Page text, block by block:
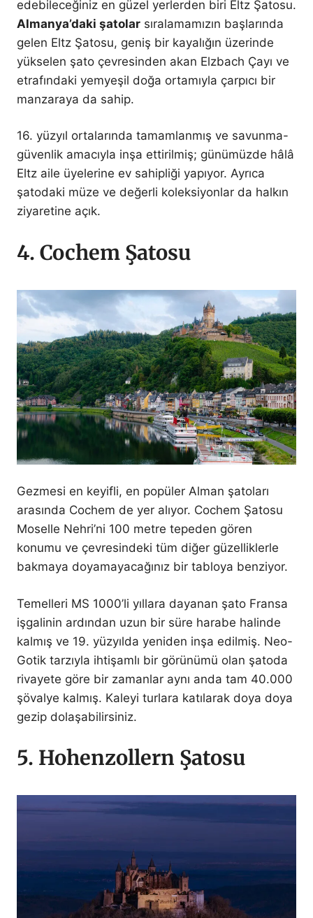
edebileceğiniz en güzel yerlerden biri Eltz Şatosu.
Almanya’daki şatolar sıralamamızın başlarında
gelen Eltz Şatosu, geniş bir kayalığın üzerinde
yükselen şato çevresinden akan Elzbach Çayı ve
etrafındaki yemyeşil doğa ortamıyla çarpıcı bir
manzaraya da sahip.
16. yüzyıl ortalarında tamamlanmış ve savunma-
güvenlik amacıyla inşa ettirilmiş; günümüzde hâlâ
Eltz aile üyelerine ev sahipliği yapıyor. Ayrıca
şatodaki müze ve değerli koleksiyonlar da halkın
ziyaretine açık.
4. Cochem Şatosu
Gezmesi en keyifli, en popüler Alman şatoları
arasında Cochem de yer alıyor. Cochem Şatosu
Moselle Nehri’ni 100 metre tepeden gören
konumu ve çevresindeki tüm diğer güzelliklerle
bakmaya doyamayacağınız bir tabloya benziyor.
Temelleri MS 1000’li yıllara dayanan şato Fransa
işgalinin ardından uzun bir süre harabe halinde
kalmış ve 19. yüzyılda yeniden inşa edilmiş. Neo-
Gotik tarzıyla ihtişamlı bir görünümü olan şatoda
rivayete göre bir zamanlar aynı anda tam 40.000
şövalye kalmış. Kaleyi turlara katılarak doya doya
gezip dolaşabilirsiniz.
5. Hohenzollern Şatosu